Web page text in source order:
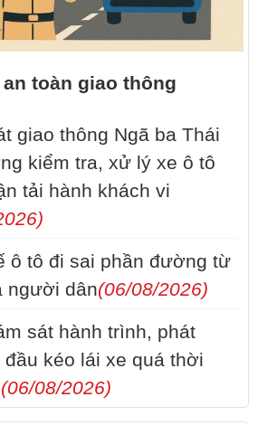
toàn giao thông
giao thông Ngã ba Thái
kiểm tra, xử lý xe ô tô
tải hành khách vi
ô tô đi sai phần đường từ
người dân(06/08/2026)
sát hành trình, phát
kéo lái xe quá thời
(06/08/2026)